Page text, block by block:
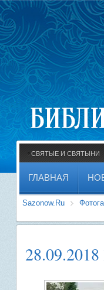
СВЯТЫЕ И СВЯТЫНИ
ГЛАВНАЯ
Sazonow.Ru